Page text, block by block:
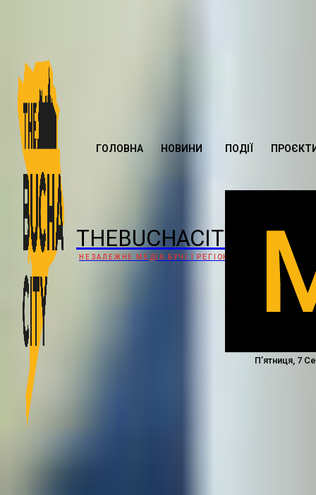
THEBUCHACITY
НЕЗАЛЕЖНЕ МЕДІА БУЧІ І РЕГІОНУ
ГОЛОВНА НОВИНИ ПОДІЇ
П’ятниця, 7